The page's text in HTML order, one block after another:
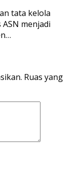
tata kelola
menjadi
Ruas yang